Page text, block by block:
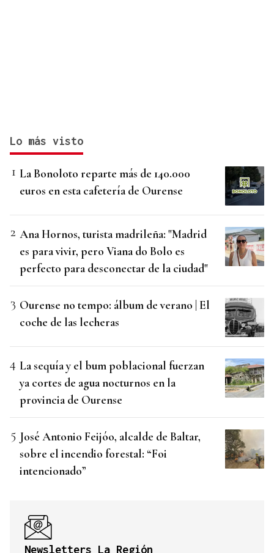
Lo más visto
La Bonoloto reparte más de 140.000
euros en esta cafetería de Ourense
Ana Hornos, turista madrileña: "Madrid
es para vivir, pero Viana do Bolo es
perfecto para desconectar de la ciudad"
Ourense no tempo: álbum de verano | El
coche de las lecheras
La sequía y el bum poblacional fuerzan
ya cortes de agua nocturnos en la
provincia de Ourense
José Antonio Feijóo, alcalde de Baltar,
sobre el incendio forestal: “Foi
intencionado”
Newsletters La Región